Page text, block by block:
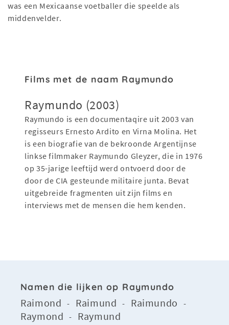
was een Mexicaanse voetballer die speelde als
middenvelder.
Films met de naam Raymundo
Raymundo (2003)
Raymundo is een documentaqire uit 2003 van
regisseurs Ernesto Ardito en Virna Molina. Het
is een biografie van de bekroonde Argentijnse
linkse filmmaker Raymundo Gleyzer, die in 1976
op 35-jarige leeftijd werd ontvoerd door de
door de CIA gesteunde militaire junta. Bevat
uitgebreide fragmenten uit zijn films en
interviews met de mensen die hem kenden.
Namen die lijken op Raymundo
Raimond - Raimund - Raimundo -
Raymond - Raymund